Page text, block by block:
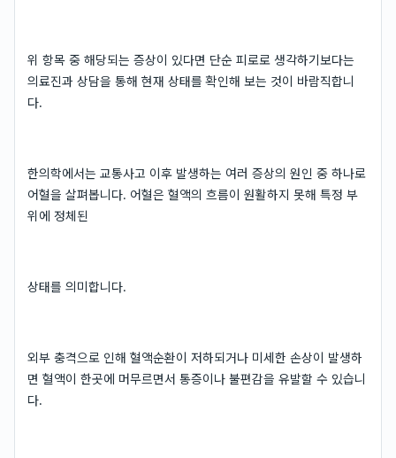
위 항목 중 해당되는 증상이 있다면 단순 피로로 생각하기보다는
의료진과 상담을 통해 현재 상태를 확인해 보는 것이 바람직합니
다.
한의학에서는 교통사고 이후 발생하는 여러 증상의 원인 중 하나로
어혈을 살펴봅니다. 어혈은 혈액의 흐름이 원활하지 못해 특정 부
위에 정체된
상태를 의미합니다.
외부 충격으로 인해 혈액순환이 저하되거나 미세한 손상이 발생하
면 혈액이 한곳에 머무르면서 통증이나 불편감을 유발할 수 있습니
다.